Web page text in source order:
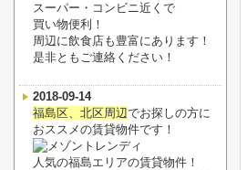
スーパー・コンビニ近くで
買い物便利！
周辺に飲食店も豊富にあります！
是非ともご連絡ください！
2018-09-14
福島区、北区周辺でお探しの方に
おススメの賃貸物件です！
人気の福島エリアの賃貸物件！